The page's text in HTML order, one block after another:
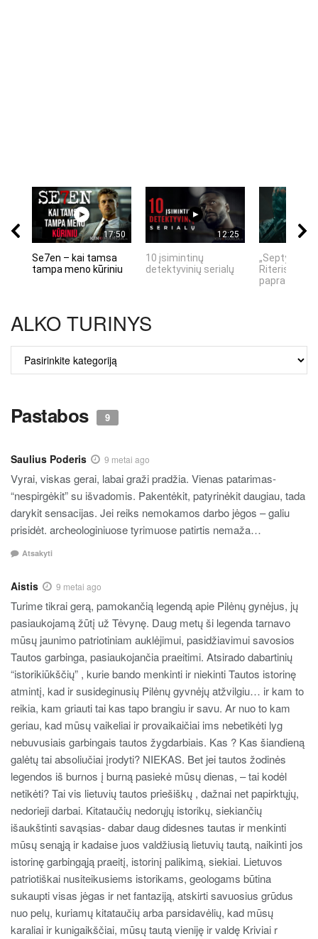
17:50
Se7en – kai tamsa
tampa meno kūriniu
12:25
10 įsimintinų
detektyvinių serialų
„Septynių
Riteris" – kai
ALKO TURINYS
TURINYS
Pastabos 9
Saulius Poderis 9 metai ago
Vyrai, viskas gerai, labai graži pradžia. Vienas patarimas-
“nespirgėkit” su išvadomis. Pakentėkit, patyrinėkit daugiau, tada
darykit sensacijas. Jei reiks nemokamos darbo jėgos – galiu
prisidėt. archeologiniuose tyrimuose patirtis nemaža…
Atsakyti
Aistis 9 metai ago
Turime tikrai gerą, pamokančią legendą apie Pilėnų gynėjus, jų
pasiaukojamą žūtį už Tėvynę. Daug metų ši legenda tarnavo
mūsų jaunimo patriotiniam auklėjimui, pasidžiavimui savosios
Tautos garbinga, pasiaukojančia praeitimi. Atsirado dabartinių
“istorikiūkščių” , kurie bando menkinti ir niekinti Tautos istorinę
atmintį, kad ir susideginusių Pilėnų gyvnėjų atžvilgiu… ir kam to
reikia, kam griauti tai kas tapo brangiu ir savu. Ar nuo to kam
geriau, kad mūsų vaikeliai ir provaikaičiai ims nebetikėti lyg
nebuvusiais garbingais tautos žygdarbiais. Kas ? Kas šiandieną
galėtų tai absoliučiai įrodyti? NIEKAS. Bet jei tautos žodinės
legendos iš burnos į burną pasiekė mūsų dienas, – tai kodėl
netikėti? Tai vis lietuvių tautos priešiškų , dažnai net papirktųjų,
nedorieji darbai. Kitataučių nedorųjų istorikų, siekiančių
išaukštinti savąsias- dabar daug didesnes tautas ir menkinti
mūsų senąją ir kadaise juos valdžiusią lietuvių tautą, naikinti jos
istorinę garbingąją praeitį, istorinį palikimą, siekiai. Lietuvos
patriotiškai nusiteikusiems istorikams, geologams būtina
sukaupti visas jėgas ir net fantaziją, atskirti savuosius grūdus
nuo pelų, kuriamų kitataučių arba parsidavėlių, kad mūsų
karaliai ir kunigaikščiai, mūsų tautą vieniję ir valdę Kriviai r